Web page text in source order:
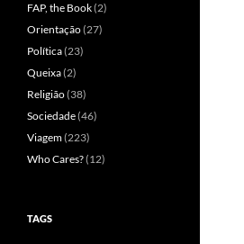
FAP, the Book(2)
Orientação(27)
Política(23)
Queixa(2)
Religião(38)
Sociedade(46)
Viagem(223)
Who Cares?(12)
TAGS